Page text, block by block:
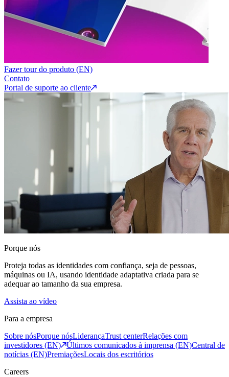
Fazer tour do produto (EN)
Contato
Portal de suporte ao cliente
Porque nós
Proteja todas as identidades com confiança, seja de pessoas,
máquinas ou IA, usando identidade adaptativa criada para se
adequar ao tamanho da sua empresa.
Assista ao vídeo
Para a empresa
Sobre nósPorque nósLiderançaTrust centerRelações com
investidores (EN)
Últimos comunicados à imprensa (EN)Central de
notícias (EN)PremiaçõesLocais dos escritórios
Careers